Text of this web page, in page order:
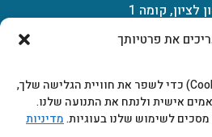
את פרטיותך
אנו משתמשים בעוגיות (Cookies) כדי לשפר את חוויית הגלישה שלך,
אישית ולנתח את התנועה שלנו.
לשימוש שלנו בעוגיות.מדיניות